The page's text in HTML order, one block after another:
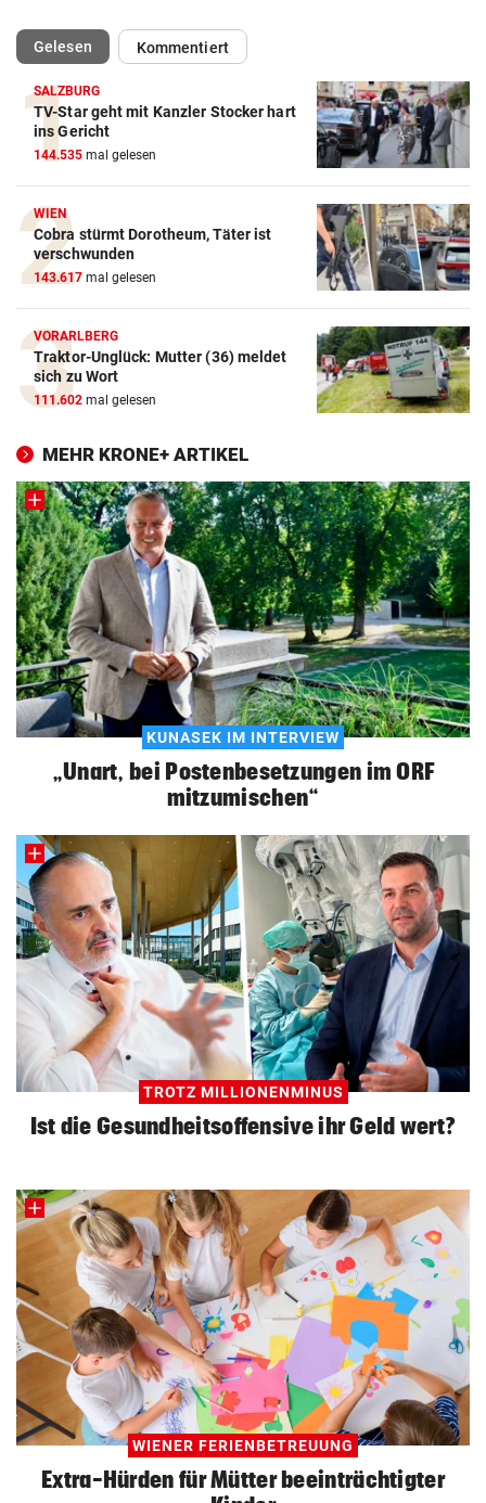
Gelesen(ausgewählt)Kommentiert
SALZBURG
TV-Star geht mit Kanzler Stocker hart
ins Gericht
144.535 mal gelesen
WIEN
Cobra stürmt Dorotheum, Täter ist
verschwunden
143.617 mal gelesen
VORARLBERG
Traktor-Unglück: Mutter (36) meldet
sich zu Wort
111.602 mal gelesen
MEHR KRONE+ ARTIKEL
KUNASEK IM INTERVIEW
„Unart, bei Postenbesetzungen im ORF
mitzumischen“
TROTZ MILLIONENMINUS
Ist die Gesundheitsoffensive ihr Geld wert?
WIENER FERIENBETREUUNG
Extra-Hürden für Mütter beeinträchtigter